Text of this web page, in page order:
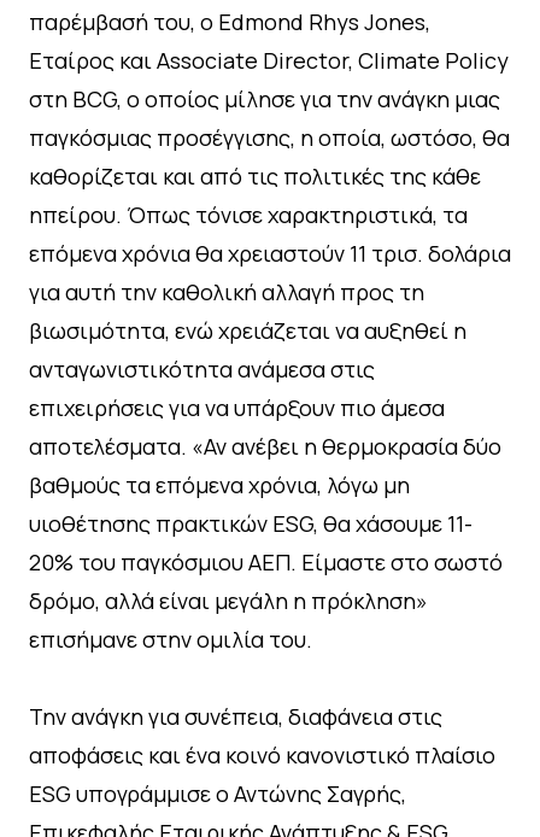
παρέμβασή του, ο Edmond Rhys Jones,
Εταίρος και Associate Director, Climate Policy
στη BCG, ο οποίος μίλησε για την ανάγκη μιας
παγκόσμιας προσέγγισης, η οποία, ωστόσο, θα
καθορίζεται και από τις πολιτικές της κάθε
ηπείρου. Όπως τόνισε χαρακτηριστικά, τα
επόμενα χρόνια θα χρειαστούν 11 τρισ. δολάρια
για αυτή την καθολική αλλαγή προς τη
βιωσιμότητα, ενώ χρειάζεται να αυξηθεί η
ανταγωνιστικότητα ανάμεσα στις
επιχειρήσεις για να υπάρξουν πιο άμεσα
αποτελέσματα. «Αν ανέβει η θερμοκρασία δύο
βαθμούς τα επόμενα χρόνια, λόγω μη
υιοθέτησης πρακτικών ESG, θα χάσουμε 11-
20% του παγκόσμιου ΑΕΠ. Είμαστε στο σωστό
δρόμο, αλλά είναι μεγάλη η πρόκληση»
επισήμανε στην ομιλία του.
Την ανάγκη για συνέπεια, διαφάνεια στις
αποφάσεις και ένα κοινό κανονιστικό πλαίσιο
ESG υπογράμμισε ο Αντώνης Σαγρής,